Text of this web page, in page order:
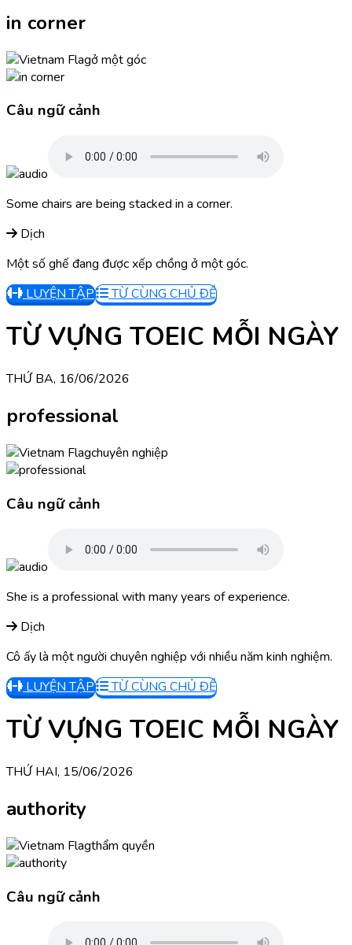
in corner
ở một góc
Câu ngữ cảnh
Some chairs are being stacked in a corner.
Dịch
Một số ghế đang được xếp chồng ở một góc.
LUYỆN TẬP
TỪ CÙNG CHỦ ĐỀ
TỪ VỰNG TOEIC MỖI NGÀY
THỨ BA, 16/06/2026
professional
chuyên nghiệp
Câu ngữ cảnh
She is a professional with many years of experience.
Dịch
Cô ấy là một người chuyên nghiệp với nhiều năm kinh nghiệm.
LUYỆN TẬP
TỪ CÙNG CHỦ ĐỀ
TỪ VỰNG TOEIC MỖI NGÀY
THỨ HAI, 15/06/2026
authority
thẩm quyền
Câu ngữ cảnh